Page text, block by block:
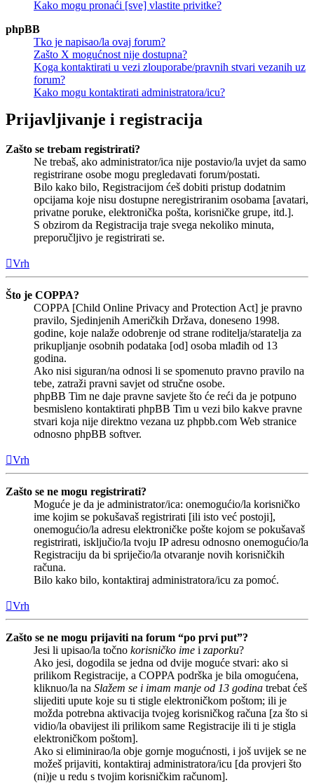
Kako mogu pronaći [sve] vlastite privitke?
phpBB
Tko je napisao/la ovaj forum?
Zašto X mogućnost nije dostupna?
Koga kontaktirati u vezi zlouporabe/pravnih stvari vezanih uz
forum?
Kako mogu kontaktirati administratora/icu?
Prijavljivanje i registracija
Zašto se trebam registrirati?
Ne trebaš, ako administrator/ica nije postavio/la uvjet da samo
registrirane osobe mogu pregledavati forum/postati.
Bilo kako bilo, Registracijom ćeš dobiti pristup dodatnim
opcijama koje nisu dostupne neregistriranim osobama [avatari,
privatne poruke, elektronička pošta, korisničke grupe, itd.].
S obzirom da Registracija traje svega nekoliko minuta,
preporučljivo je registrirati se.
Vrh
Što je COPPA?
COPPA [Child Online Privacy and Protection Act] je pravno
pravilo, Sjedinjenih Američkih Država, doneseno 1998.
godine, koje nalaže odobrenje od strane roditelja/staratelja za
prikupljanje osobnih podataka [od] osoba mlađih od 13
godina.
Ako nisi siguran/na odnosi li se spomenuto pravno pravilo na
tebe, zatraži pravni savjet od stručne osobe.
phpBB Tim ne daje pravne savjete što će reći da je potpuno
besmisleno kontaktirati phpBB Tim u vezi bilo kakve pravne
stvari koja nije direktno vezana uz phpbb.com Web stranice
odnosno phpBB softver.
Vrh
Zašto se ne mogu registrirati?
Moguće je da je administrator/ica: onemogućio/la korisničko
ime kojim se pokušavaš registrirati [ili isto već postoji],
onemogućio/la adresu elektroničke pošte kojom se pokušavaš
registrirati, isključio/la tvoju IP adresu odnosno onemogućio/la
Registraciju da bi spriječio/la otvaranje novih korisničkih
računa.
Bilo kako bilo, kontaktiraj administratora/icu za pomoć.
Vrh
Zašto se ne mogu prijaviti na forum “po prvi put”?
Jesi li upisao/la točno korisničko ime i zaporku?
Ako jesi, dogodila se jedna od dvije moguće stvari: ako si
prilikom Registracije, a COPPA podrška je bila omogućena,
kliknuo/la na Slažem se i imam manje od 13 godina trebat ćeš
slijediti upute koje su ti stigle elektroničkom poštom; ili je
možda potrebna aktivacija tvojeg korisničkog računa [za što si
vidio/la obavijest ili prilikom same Registracije ili ti je stigla
elektroničkom poštom].
Ako si eliminirao/la obje gornje mogućnosti, i još uvijek se ne
možeš prijaviti, kontaktiraj administratora/icu [da provjeri što
(ni)je u redu s tvojim korisničkim računom].